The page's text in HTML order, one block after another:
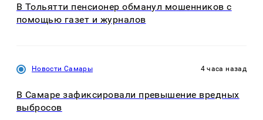
В Тольятти пенсионер обманул мошенников с
помощью газет и журналов
Новости Самары 4 часа назад
В Самаре зафиксировали превышение вредных
выбросов